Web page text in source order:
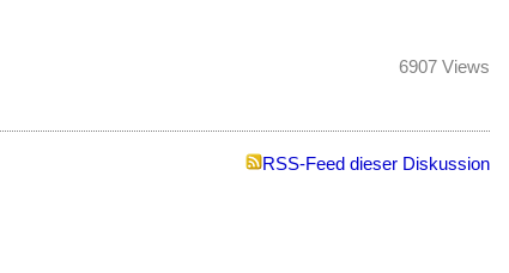
6907 Views
RSS-Feed dieser Diskussion